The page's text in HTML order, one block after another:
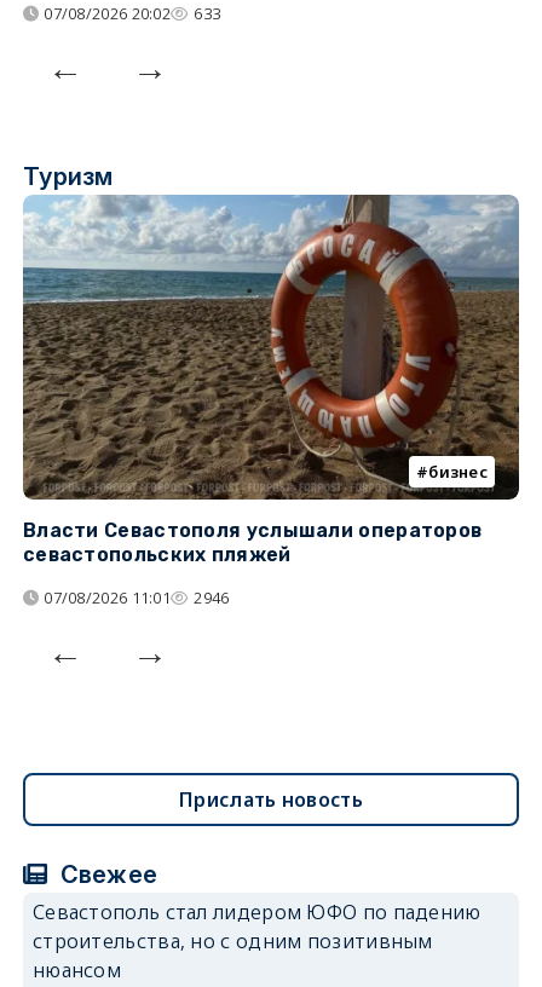
07/08/2026 20:02 633
Туризм
бизнес
Власти Севастополя услышали операторов
севастопольских пляжей
07/08/2026 11:01 2946
Прислать новость
Свежее
Севастополь стал лидером ЮФО по падению
строительства, но с одним позитивным
нюансом